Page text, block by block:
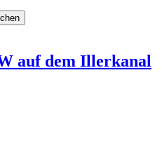
auf dem Illerkanal